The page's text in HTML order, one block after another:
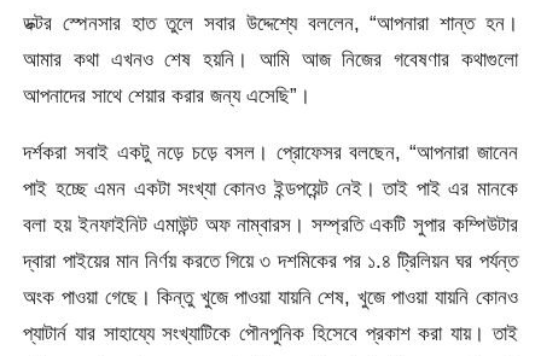
ডক্টর স্পেনসার হাত তুলে সবার উদ্দেশ্যে বললেন, “আপনারা শান্ত হন।
আমার কথা এখনও শেষ হয়নি। আমি আজ নিজের গবেষণার কথাগুলো
আপনাদের সাথে শেয়ার করার জন্য এসেছি”।
দর্শকরা সবাই একটু নড়ে চড়ে বসল। প্রোফেসর বলছেন, “আপনারা জানেন
পাই হচ্ছে এমন একটা সংখ্যা কোনও ইন্ডপয়েন্ট নেই। তাই পাই এর মানকে
বলা হয় ইনফাইনিট এমাউন্ট অফ নাম্বারস। সম্প্রতি একটি সুপার কম্পিউটার
দ্বারা পাইয়ের মান নির্ণয় করতে গিয়ে ৩ দশমিকের পর ১.৪ ট্রিলিয়ন ঘর পর্যন্ত
অংক পাওয়া গেছে। কিন্তু খুজে পাওয়া যায়নি শেষ, খুজে পাওয়া যায়নি কোনও
প্যাটার্ন যার সাহায্যে সংখ্যাটিকে পৌনপুনিক হিসেবে প্রকাশ করা যায়। তাই